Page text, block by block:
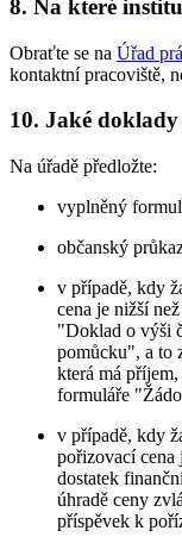
8. Na které
Obraťte se na Úřad
kontaktní pracoviště,
10. Jaké
Na úřadě předložte:
vyplněný
občanský
v případě, kdy
cena je nižší
"Doklad o výši
pomůcku", a to
která má
formuláře
v případě, kdy
pořizovací cena
dostatek
úhradě ceny
příspěvek k